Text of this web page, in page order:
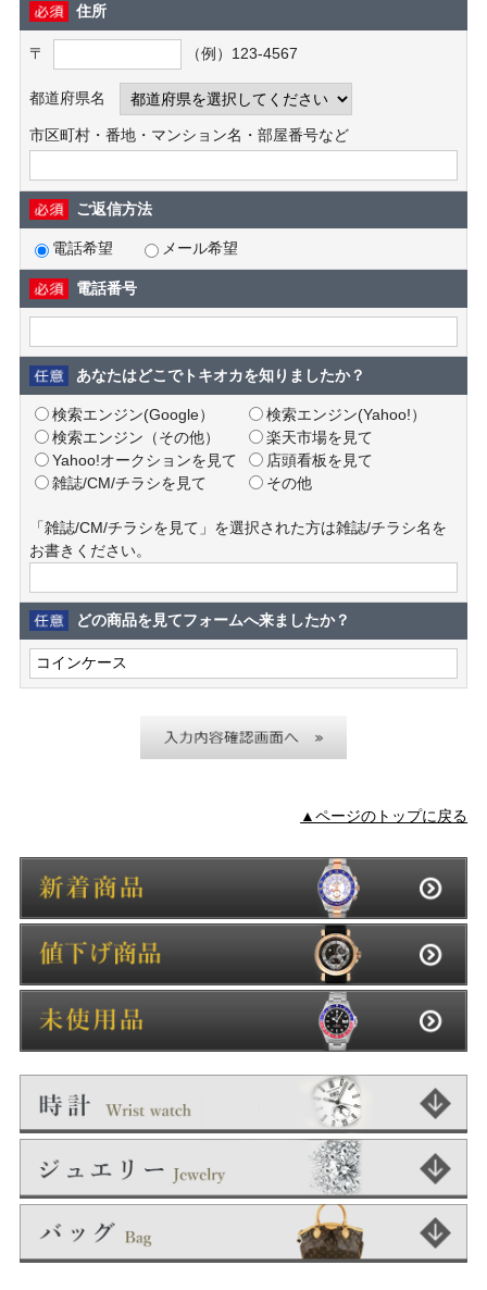
住所
〒 （例）123-4567
都道府県名
市区町村・番地・マンション名・部屋番号など
ご返信方法
電話希望 メール希望
電話番号
あなたはどこでトキオカを知りましたか？
検索エンジン(Google）
検索エンジン(Yahoo!）
検索エンジン（その他）
楽天市場を見て
Yahoo!オークションを見て
店頭看板を見て
雑誌/CM/チラシを見て
その他
「雑誌/CM/チラシを見て」を選択された方は雑誌/チラシ名を
お書きください。
どの商品を見てフォームへ来ましたか？
▲ページのトップに戻る